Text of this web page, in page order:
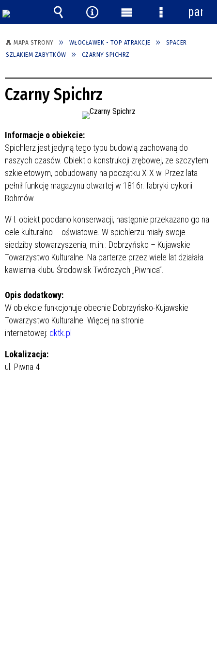
MAPA STRONY WŁOCŁAWEK - TOP ATRAKCJE
SPACER
SZLAKIEM ZABYTKÓW
CZARNY SPICHRZ
Czarny Spichrz
Informacje o obiekcie:
Spichlerz jest jedyną tego typu budowlą zachowaną do
naszych czasów. Obiekt o konstrukcji zrębowej, ze szczytem
szkieletowym, pobudowany na początku XIX w. Przez lata
pełnił funkcję magazynu otwartej w 1816r. fabryki cykorii
Bohmów.
W l. obiekt poddano konserwacji, następnie przekazano go na
cele kulturalno – oświatowe. W spichlerzu miały swoje
siedziby stowarzyszenia, m.in.: Dobrzyńsko – Kujawskie
Towarzystwo Kulturalne. Na parterze przez wiele lat działała
kawiarnia klubu Środowisk Twórczych „Piwnica”.
Opis dodatkowy:
W obiekcie funkcjonuje obecnie Dobrzyńsko-Kujawskie
Towarzystwo Kulturalne. Więcej na stronie
internetowej: dktk.pl
Lokalizacja:
ul. Piwna 4
Wyszukiwarka
Narzędzia
Menu
główne
Menu
szczegółowe
panel